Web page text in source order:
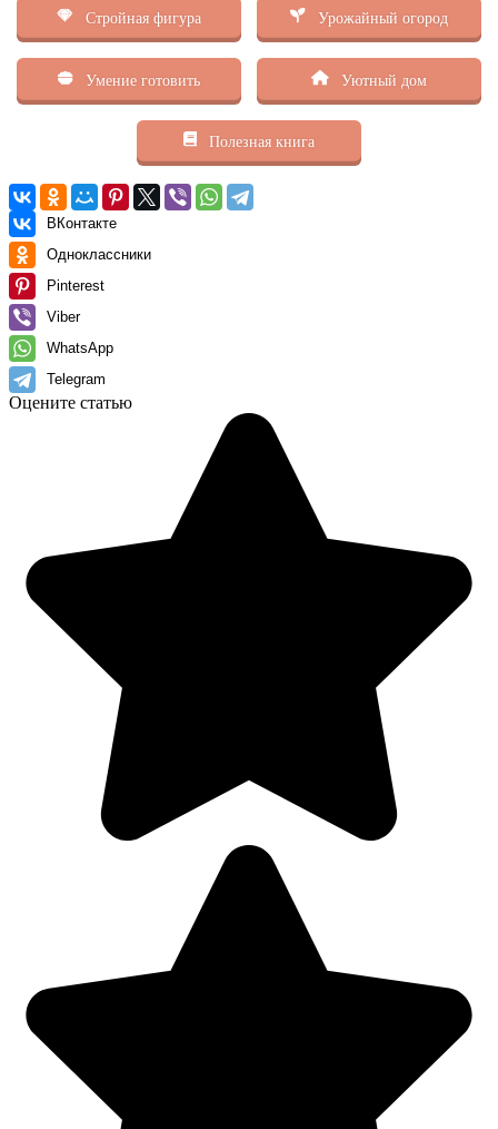
Стройная фигура Урожайный огород
Умение готовить Уютный дом
Полезная книга
ВКонтакте
Одноклассники
Pinterest
Viber
WhatsApp
Telegram
Оцените статью